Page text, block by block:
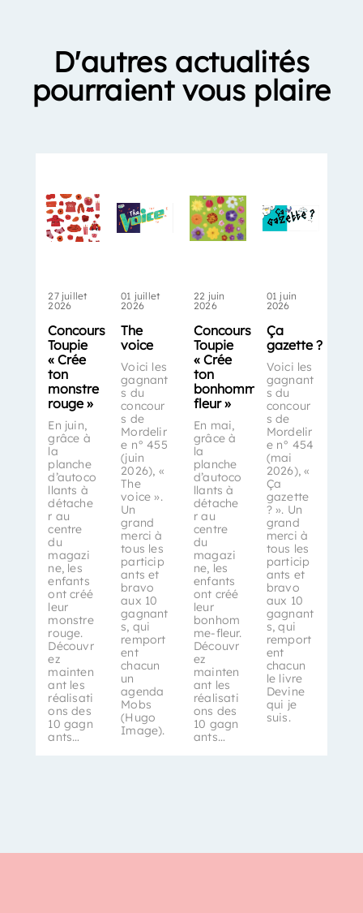
D'autres actualités
pourraient vous plaire
27 juillet
2026
Concours
Toupie
« Crée
ton
monstre
rouge »
En juin,
grâce à
la
planche
d’autoco
llants à
détache
r au
centre
du
magazi
ne, les
enfants
ont créé
leur
monstre
rouge.
Découvr
ez
mainten
ant les
réalisati
ons des
10 gagn
ants…
01 juillet
2026
The
voice
Voici les
gagnant
s du
concour
s de
Mordelir
e n° 455
(juin
2026), «
The
voice ».
Un
grand
merci à
tous les
particip
ants et
bravo
aux 10
gagnant
s, qui
remport
ent
chacun
un
agenda
Mobs
(Hugo
Image).
22 juin
2026
Concours
Toupie
« Crée
ton
bonhomme-
fleur »
En mai,
grâce à
la
planche
d’autoco
llants à
détache
r au
centre
du
magazi
ne, les
enfants
ont créé
leur
bonhom
me-fleur.
Découvr
ez
mainten
ant les
réalisati
ons des
10 gagn
ants…
01 juin
2026
Ça
gazette ?
Voici les
gagnant
s du
concour
s de
Mordelir
e n° 454
(mai
2026), «
Ça
gazette
? ». Un
grand
merci à
tous les
particip
ants et
bravo
aux 10
gagnant
s, qui
remport
ent
chacun
le livre
Devine
qui je
suis.